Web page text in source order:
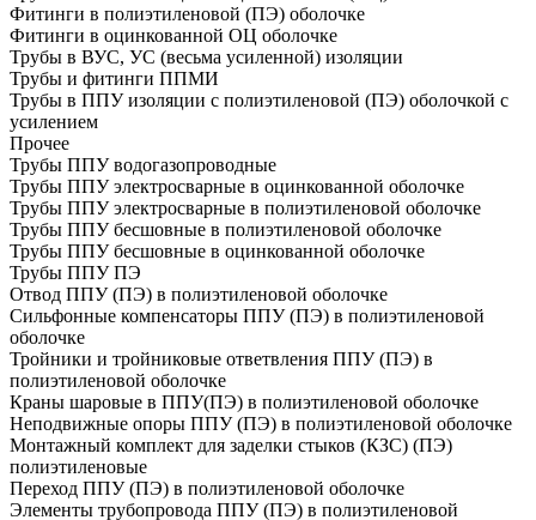
Фитинги в полиэтиленовой (ПЭ) оболочке
Фитинги в оцинкованной ОЦ оболочке
Трубы в ВУС, УС (весьма усиленной) изоляции
Трубы и фитинги ППМИ
Трубы в ППУ изоляции с полиэтиленовой (ПЭ) оболочкой с
усилением
Прочее
Трубы ППУ водогазопроводные
Трубы ППУ электросварные в оцинкованной оболочке
Трубы ППУ электросварные в полиэтиленовой оболочке
Трубы ППУ бесшовные в полиэтиленовой оболочке
Трубы ППУ бесшовные в оцинкованной оболочке
Трубы ППУ ПЭ
Отвод ППУ (ПЭ) в полиэтиленовой оболочке
Сильфонные компенсаторы ППУ (ПЭ) в полиэтиленовой
оболочке
Тройники и тройниковые ответвления ППУ (ПЭ) в
полиэтиленовой оболочке
Краны шаровые в ППУ(ПЭ) в полиэтиленовой оболочке
Неподвижные опоры ППУ (ПЭ) в полиэтиленовой оболочке
Монтажный комплект для заделки стыков (КЗС) (ПЭ)
полиэтиленовые
Переход ППУ (ПЭ) в полиэтиленовой оболочке
Элементы трубопровода ППУ (ПЭ) в полиэтиленовой